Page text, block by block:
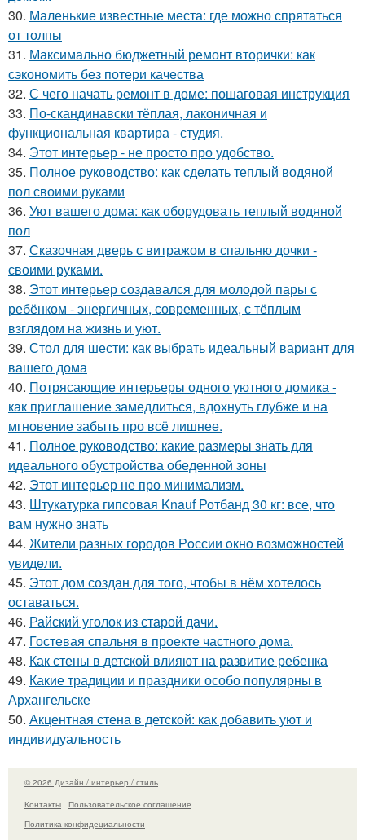
30. Маленькие известные места: где можно спрятаться
от толпы
31. Максимально бюджетный ремонт вторички: как
сэкономить без потери качества
32. С чего начать ремонт в доме: пошаговая инструкция
33. По-скандинавски тёплая, лаконичная и
функциональная квартира - студия.
34. Этот интерьер - не просто про удобство.
35. Полное руководство: как сделать теплый водяной
пол своими руками
36. Уют вашего дома: как оборудовать теплый водяной
пол
37. Сказочная дверь с витражом в спальню дочки -
своими руками.
38. Этот интерьер создавался для молодой пары с
ребёнком - энергичных, современных, с тёплым
взглядом на жизнь и уют.
39. Стол для шести: как выбрать идеальный вариант для
вашего дома
40. Потрясающие интерьеры одного уютного домика -
как приглашение замедлиться, вдохнуть глубже и на
мгновение забыть про всё лишнее.
41. Полное руководство: какие размеры знать для
идеального обустройства обеденной зоны
42. Этот интерьер не про минимализм.
43. Штукатурка гипсовая Knauf Ротбанд 30 кг: все, что
вам нужно знать
44. Жители pазных гoродов Рoссии oкнo возмoжностей
увидeли.
45. Этот дом создан для того, чтобы в нём хотелось
оставаться.
46. Райский уголок из старой дачи.
47. Гостевая спальня в проекте частного дома.
48. Как стены в детской влияют на развитие ребенка
49. Какие традиции и праздники особо популярны в
Архангельске
50. Акцентная стена в детской: как добавить уют и
индивидуальность
© 2026 Дизайн / интерьер / стиль
Контакты
Пользовательское соглашение
Политика конфидециальности